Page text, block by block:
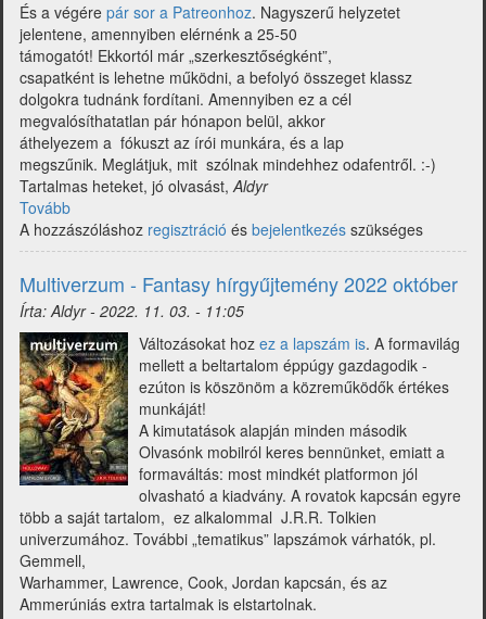
És a végére pár sor a Patreonhoz. Nagyszerű helyzetet
jelentene, amennyiben elérnénk a 25-50
támogatót! Ekkortól már „szerkesztőségként”,
csapatként is lehetne működni, a befolyó összeget klassz
dolgokra tudnánk fordítani. Amennyiben ez a cél
megvalósíthatatlan pár hónapon belül, akkor
áthelyezem a fókuszt az írói munkára, és a lap
megszűnik. Meglátjuk, mit szólnak mindehhez odafentről. :-)
Tartalmas heteket, jó olvasást,Aldyr
Tovább
-
Fantasy
hírgyűjtemény
2022
november)
A hozzászóláshoz regisztráció és bejelentkezés szükséges
Multiverzum - Fantasy hírgyűjtemény 2022 október
Írta:Aldyr- 2022. 11. 03. - 11:05
Változásokat hoz ez a lapszám is. A formavilág
mellett a beltartalom éppúgy gazdagodik -
ezúton is köszönöm a közreműködők értékes
munkáját!
A kimutatások alapján minden második
Olvasónk mobilról keres bennünket, emiatt a
formaváltás: most mindkét platformon jól
olvasható a kiadvány. A rovatok kapcsán egyre
több a saját tartalom, ez alkalommal J.R.R. Tolkien
univerzumához. További „tematikus” lapszámok várhatók, pl.
Gemmell,
Warhammer, Lawrence, Cook, Jordan kapcsán, és az
Ammerúniás extra tartalmak is elstartolnak.